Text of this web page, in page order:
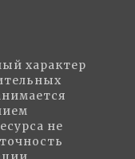
характер
не